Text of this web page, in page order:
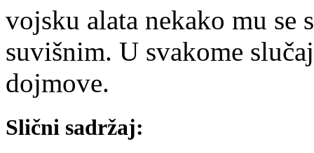
vojsku alata nekako mu
suvišnim. U svakome
dojmove.
Slični sadržaj: